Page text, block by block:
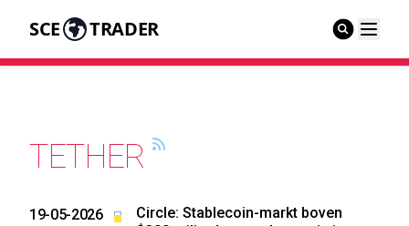
SCE TRADER
TETHER
19-05-2026
Circle: Stablecoin-markt boven